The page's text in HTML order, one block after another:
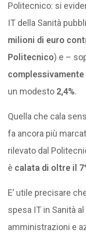
Politecnico: si
IT della Sanità
milioni di euro
Politecnico) e –
un modesto 2,4%.
Quella che cala
fa ancora più
rilevato dal
è calata di oltre il
E’ utile precisare
spesa IT in Sanità
amministrazioni e